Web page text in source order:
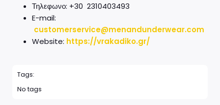
Τηλεφωνο: +30 2310403493
E-mail:
customerservice@menandunderwear.com
Website: https://vrakadiko.gr/
Tags:
No tags